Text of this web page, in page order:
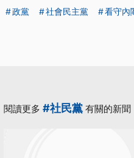
政黨 社會民主黨 看守內
閱讀更多 #社民黨 有關的新聞